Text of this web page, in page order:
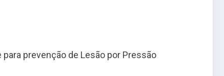
prevenção de Lesão por Pressão